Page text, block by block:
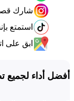
شارك قصصك
استمتع
ابق على اتصال
أداء لجميع